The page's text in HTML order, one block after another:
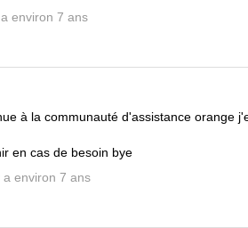
environ 7 ans
à la communauté d'assistance orange
en cas de besoin bye
a environ 7 ans